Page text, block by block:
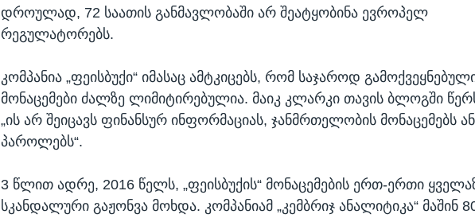
დროულად, 72 საათის განმავლობაში არ შეატყობინა ევროპელ
რეგულატორებს.
კომპანია „ფეისბუქი“ იმასაც ამტკიცებს, რომ საჯაროდ
მონაცემები ძალზე ლიმიტირებულია. მაიკ კლარკი თავის ბლოგში
„ის არ შეიცავს ფინანსურ ინფორმაციას, ჯანმრთელობის მონაცემებს ან
პაროლებს“.
3 წლით ადრე, 2016 წელს, „ფეისბუქის“ მონაცემების ერთ-ერთი
სკანდალური გაჟონვა მოხდა. კომპანიამ „კემბრიჯ ანალიტიკა“ მაშინ